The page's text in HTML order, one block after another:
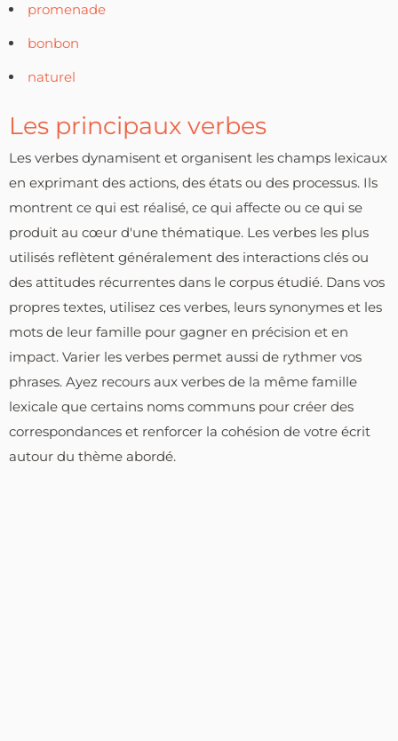
promenade
bonbon
naturel
Les principaux verbes
Les verbes dynamisent et organisent les champs lexicaux
en exprimant des actions, des états ou des processus. Ils
montrent ce qui est réalisé, ce qui affecte ou ce qui se
produit au cœur d'une thématique. Les verbes les plus
utilisés reflètent généralement des interactions clés ou
des attitudes récurrentes dans le corpus étudié. Dans vos
propres textes, utilisez ces verbes, leurs synonymes et les
mots de leur famille pour gagner en précision et en
impact. Varier les verbes permet aussi de rythmer vos
phrases. Ayez recours aux verbes de la même famille
lexicale que certains noms communs pour créer des
correspondances et renforcer la cohésion de votre écrit
autour du thème abordé.